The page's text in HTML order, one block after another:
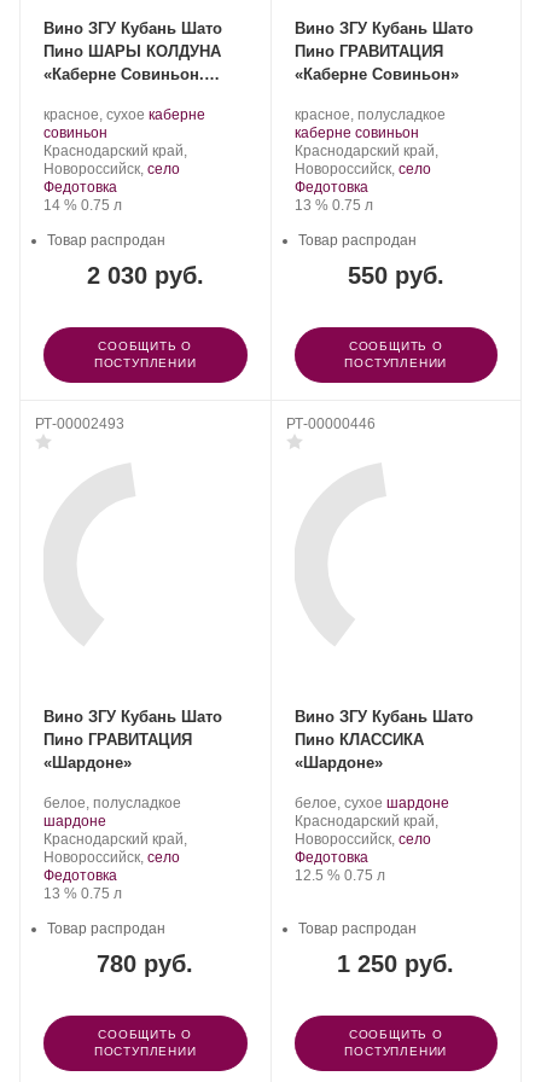
Вино ЗГУ Кубань Шато
Пино ШАРЫ КОЛДУНА
«Каберне Совиньон.
Производитель:
Шато
Пино.
красное, сухое .
винограда:
каберне
совиньон
Регион:
Краснодарский край,
Новороссийск, село
Федотовка
Крепость
14 %. Объем
0.75 л
2 030 руб.
Товар распродан
СООБЩИТЬ О
ПОСТУПЛЕНИИ
Вино ЗГУ Кубань Шато
Пино ГРАВИТАЦИЯ
«Каберне Совиньон»
Производитель:
Шато
Пино.
красное, полусладкое.
каберне совиньон.
Регион:
Краснодарский край,
Новороссийск, село
Федотовка
Крепость
13 %. Объем
0.75 л
550 руб.
Товар распродан
СООБЩИТЬ О
ПОСТУПЛЕНИИ
РТ-00002493
Вино ЗГУ Кубань Шато
Пино ГРАВИТАЦИЯ
«Шардоне»
Производитель:
Шато
Пино.
белое, полусладкое
винограда:
шардоне
Регион:
Краснодарский край,
Новороссийск, село
Федотовка
Крепость
13 %. Объем
0.75 л
780 руб.
Товар распродан
СООБЩИТЬ О
ПОСТУПЛЕНИИ
РТ-00000446
Вино ЗГУ Кубань Шато
Пино КЛАССИКА
«Шардоне»
Производитель:
Шато
Пино.
белое, сухое .
Сорт
винограда:
шардоне.
Регион:
Краснодарский край,
Новороссийск, село
Федотовка
Крепость
12.5 %. Объем
0.75 л
1 250 руб.
Товар распродан
СООБЩИТЬ О
ПОСТУПЛЕНИИ